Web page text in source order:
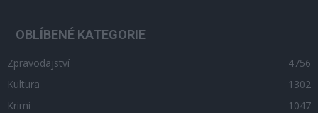
OBLÍBENÉ KATEGORIE
Zpravodajství
4756
Kultura
1302
Krimi
1047